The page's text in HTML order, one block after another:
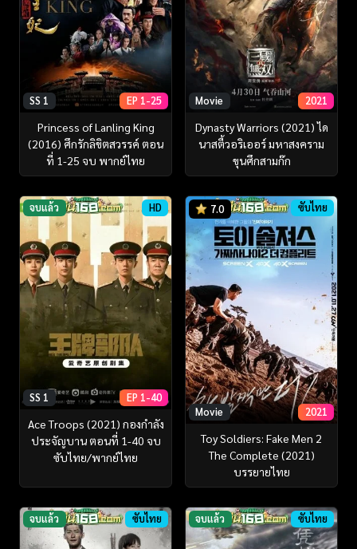
SS 1 EP 1-25
Princess of Lanling King
(2016) ศึกรักลิขิตสวรรค์ ตอน
ที่ 1-25 จบ พากย์ไทย
Movie 2021
Dynasty Warriors (2021) ได
นาสตี้วอริเออร์ มหาสงคราม
ขุนศึกสามก๊ก
จบแล้ว HD
SS 1 EP 1-40
Ace Troops (2021) กองกำลัง
ประจัญบาน ตอนที่ 1-40 จบ
ซับไทย/พากย์ไทย
7.0 ซับไทย
Movie 2021
Toy Soldiers: Fake Men 2
The Complete (2021)
บรรยายไทย
จบแล้ว ซับไทย จบแล้ว ซับไทย